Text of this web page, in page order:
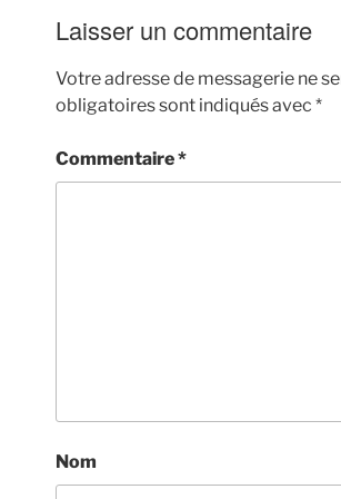
Laisser un commentaire
Votre adresse de messagerie ne
obligatoires sont indiqués avec *
Commentaire*
Nom